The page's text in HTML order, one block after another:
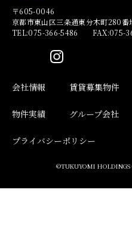
〒605-0046
京都市東山区三条通東分木町
TEL:075-366-5486 FAX:075-
会社情報 賃貸募集物件
物件実績 グループ会社
プライバシーポリシー
©TUKUYOMI HOLDINGS